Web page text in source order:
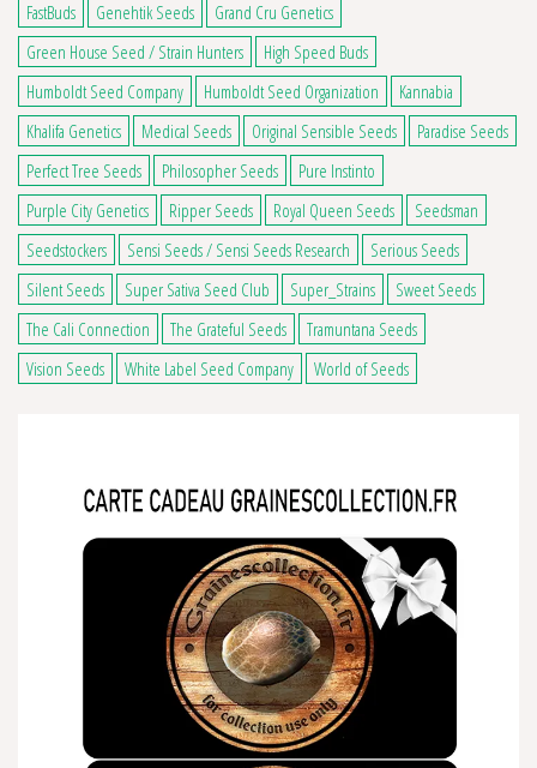
FastBuds
Genehtik Seeds
Grand Cru Genetics
Green House Seed / Strain Hunters
High Speed Buds
Humboldt Seed Company
Humboldt Seed Organization
Kannabia
Khalifa Genetics
Medical Seeds Original Sensible Seeds
Paradise Seeds
Perfect Tree Seeds
Philosopher Seeds
Pure Instinto
Purple City Genetics
Ripper Seeds Royal Queen Seeds
Seedsman
Seedstockers
Sensi Seeds / Sensi Seeds Research
Serious Seeds
Silent Seeds
Super Sativa Seed Club Super_Strains
Sweet Seeds
The Cali Connection
The Grateful Seeds
Tramuntana Seeds
Vision Seeds
White Label Seed Company World of Seeds